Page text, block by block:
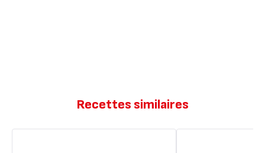
Recettes similaires